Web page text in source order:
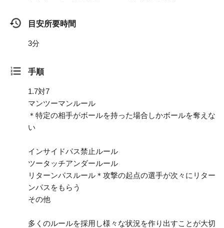
目安所要時間
3分
手順
1.7対7
マンツーマンルール
＊特定の相手がボールを持った場合しかボールを奪えな
い
インサイドパス禁止ルール
ツータッチアンダールール
リターンパスルール＊攻撃の起点の選手が次々にリター
ンパスをもらう
その他
多くのルールを採用し様々な状況を作り出すことが大切